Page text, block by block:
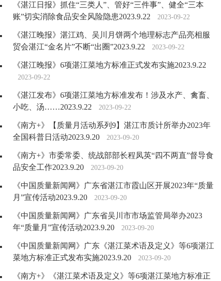
《湛江日报》抓住“三类人”、管好“三件事”、健全“三本
账”切实消除食品安全风险隐患2023.9.22
2023-09-22
《湛江晚报》湛江鸡、吴川月饼两个地理标志产品亮相服
贸会湛江“金名片”不断“出圈”2023.9.22
2023-09-22
《湛江晚报》6项湛江菜地方标准正式发布实施2023.9.22
2023-09-22
《湛江发布》6项湛江菜地方标准发布！涉及水产、禽畜、
小吃、汤……2023.9.22
2023-09-22
《南方+》【质量月活动系列9】湛江市质计所举办2023年
全国科普日活动2023.9.20
2023-09-20
《南方+》市委常委、统战部部长程凤英“四不两直”督导食
品安全工作2023.9.20
2023-09-20
《中国质量新闻网》广东省湛江市霞山区开展2023年“质量
月”宣传活动2023.9.20
2023-09-20
《中国质量新闻网》广东省吴川市市场监管局举办2023
年“质量月”宣传活动2023.9.20
2023-09-20
《中国质量新闻网》广东《湛江菜术语及定义》等6项湛江
菜地方标准正式发布实施2023.9.20
2023-09-20
《南方+》《湛江菜术语及定义》等6项湛江菜地方标准正